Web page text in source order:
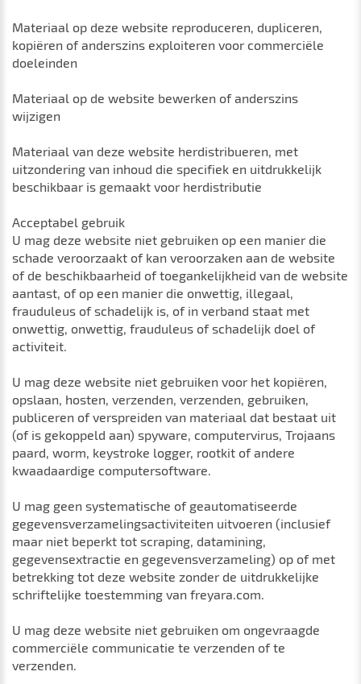
Materiaal op deze website reproduceren, dupliceren,
kopiëren of anderszins exploiteren voor commerciële
doeleinden
Materiaal op de website bewerken of anderszins
wijzigen
Materiaal van deze website herdistribueren, met
uitzondering van inhoud die specifiek en uitdrukkelijk
beschikbaar is gemaakt voor herdistributie
Acceptabel gebruik
U mag deze website niet gebruiken op een manier die
schade veroorzaakt of kan veroorzaken aan de website
of de beschikbaarheid of toegankelijkheid van de website
aantast, of op een manier die onwettig, illegaal,
frauduleus of schadelijk is, of in verband staat met
onwettig, onwettig, frauduleus of schadelijk doel of
activiteit.
U mag deze website niet gebruiken voor het kopiëren,
opslaan, hosten, verzenden, verzenden, gebruiken,
publiceren of verspreiden van materiaal dat bestaat uit
(of is gekoppeld aan) spyware, computervirus, Trojaans
paard, worm, keystroke logger, rootkit of andere
kwaadaardige computersoftware.
U mag geen systematische of geautomatiseerde
gegevensverzamelingsactiviteiten uitvoeren (inclusief
maar niet beperkt tot scraping, datamining,
gegevensextractie en gegevensverzameling) op of met
betrekking tot deze website zonder de uitdrukkelijke
schriftelijke toestemming van freyara.com.
U mag deze website niet gebruiken om ongevraagde
commerciële communicatie te verzenden of te
verzenden.